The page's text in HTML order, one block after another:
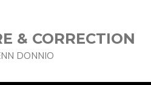
& CORRECTION
DONNIO